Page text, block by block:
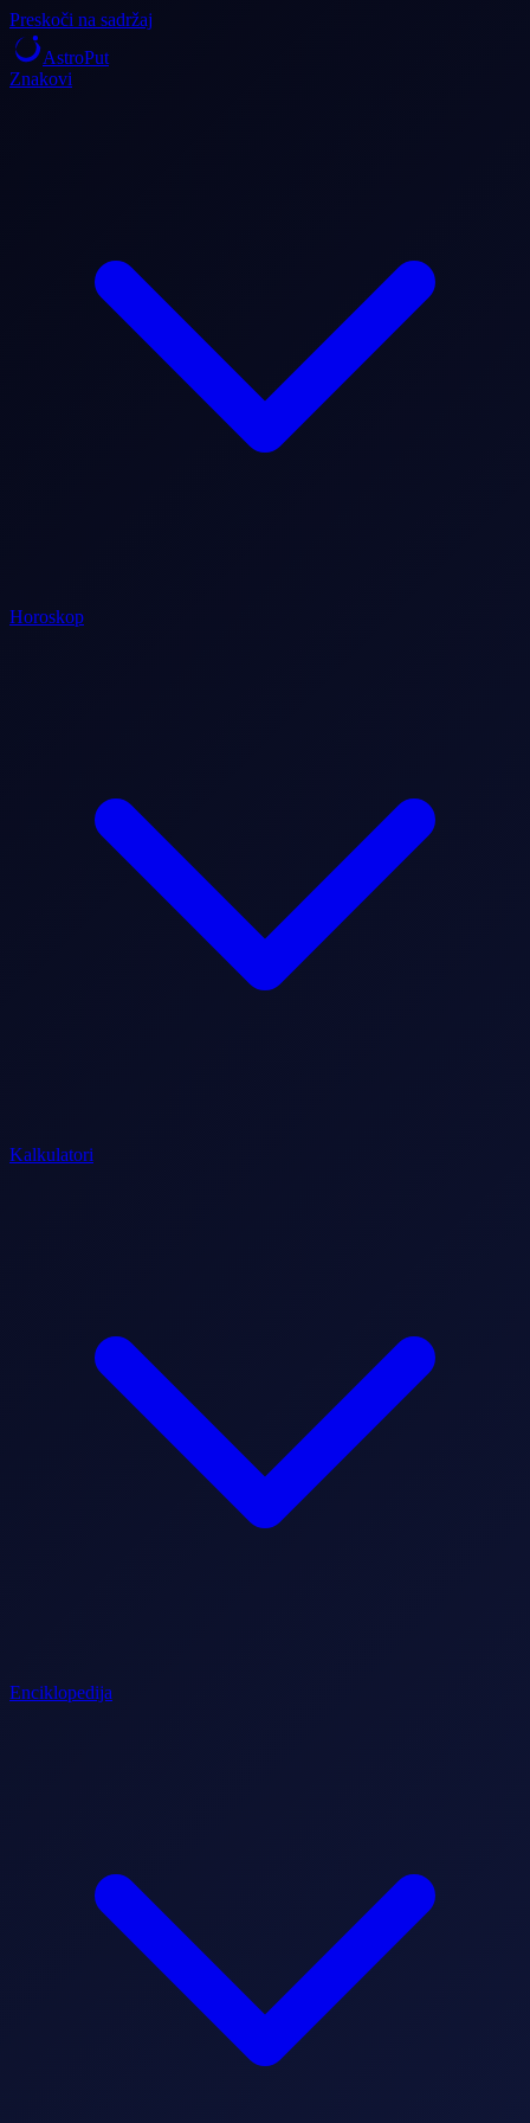
Preskoči na sadržaj
AstroPut
Znakovi
Horoskop
Kalkulatori
Enciklopedija